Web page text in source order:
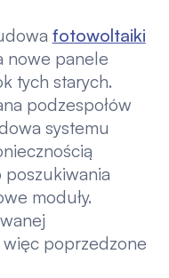
fotowoltaiki
nowe panele
tych starych.
podzespołów
systemu
moduły.
poprzedzone